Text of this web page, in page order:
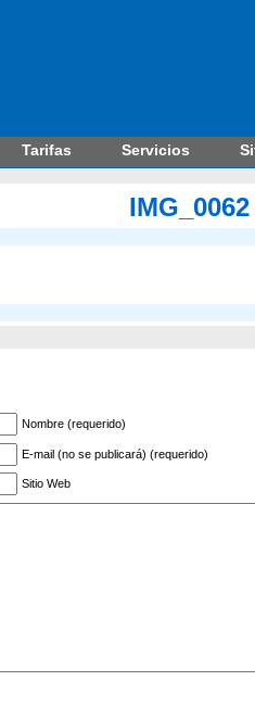
Tarifas Servicios
IMG_0062
Nombre (requerido)
E-mail (no se publicará) (requerido)
Sitio Web